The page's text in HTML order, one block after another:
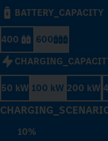
BATTERY_CAPACITY
400
600
50 kW 100 kW 200 kW
10%